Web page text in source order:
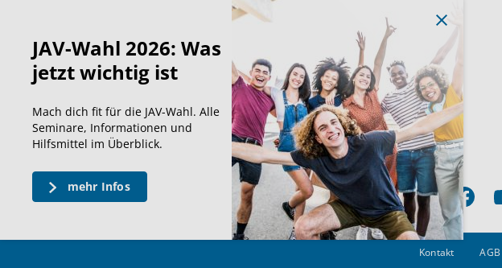
Schulungsansprüche
Für JAV’ler
Für SBV’Ler
Für Personalräte
Für den Wirtschaftsausschuss
Kontakt AGB
JAV-Wahl 2026: Was
jetzt wichtig ist
Mach dich fit für die JAV-Wahl. Alle
Seminare, Informationen und
Hilfsmittel im Überblick.
mehr Infos